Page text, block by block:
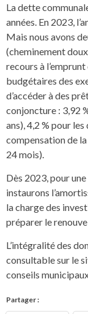
La dette
années. En 2023,
Mais nous avons
(cheminement
recours à
budgétaires des
d’accéder à des
conjoncture : 3,92
ans), 4,2 % pour
compensation de
24 mois).
Dès 2023, pour
instaurons
la charge des
préparer le
L’intégralité des
consultable sur le
conseils
Partager :